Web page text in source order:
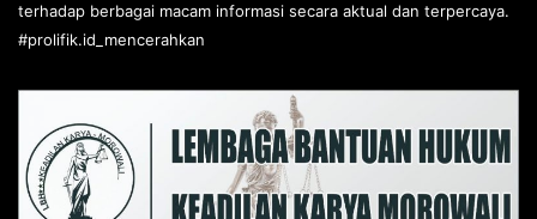
terhadap berbagai macam informasi secara aktual dan terpercaya.
#prolifik.id_mencerahkan